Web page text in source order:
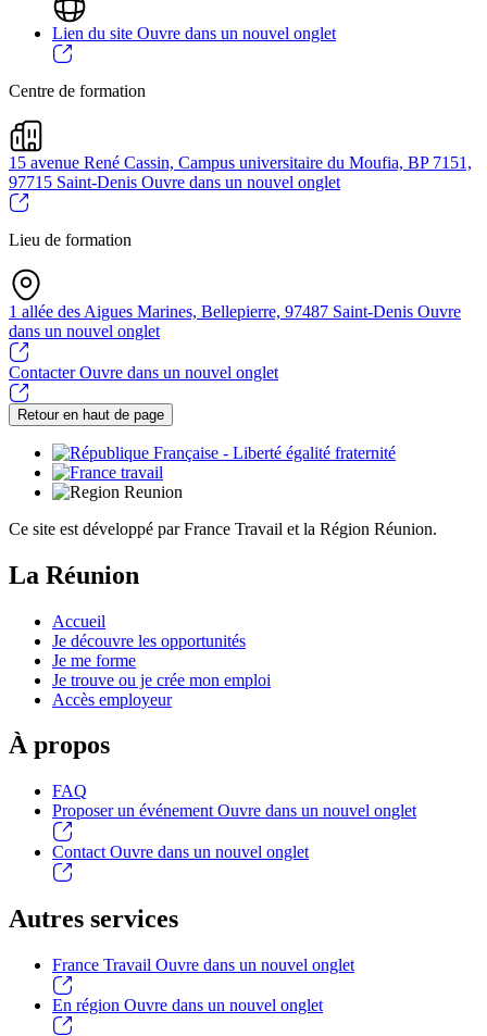
Lien du site Ouvre dans un nouvel onglet
Centre de formation
15 avenue René Cassin, Campus universitaire du Moufia, BP 7151,
97715 Saint-Denis Ouvre dans un nouvel onglet
Lieu de formation
1 allée des Aigues Marines, Bellepierre, 97487 Saint-Denis Ouvre
dans un nouvel onglet
ContacterOuvre dans un nouvel onglet
Retour en haut de page
Ce site est développé par France Travail et la Région Réunion.
La Réunion
Accueil
Je découvre les opportunités
Je me forme
Je trouve ou je crée mon emploi
Accès employeur
À propos
FAQ
Proposer un événement Ouvre dans un nouvel onglet
Contact Ouvre dans un nouvel onglet
Autres services
France Travail Ouvre dans un nouvel onglet
En région Ouvre dans un nouvel onglet